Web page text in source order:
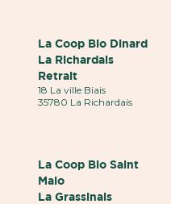
La Coop Bio Dinard
La Richardais
Retrait
18 La ville Biais
35780 La Richardais
La Coop Bio Saint
Malo
La Grassinais